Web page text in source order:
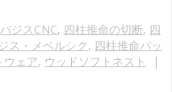
バジスCNC, 四柱推命の切断, 四
ス・メベルシク, 四柱推命パッ
ウェア, ウッドソフトネスト
|